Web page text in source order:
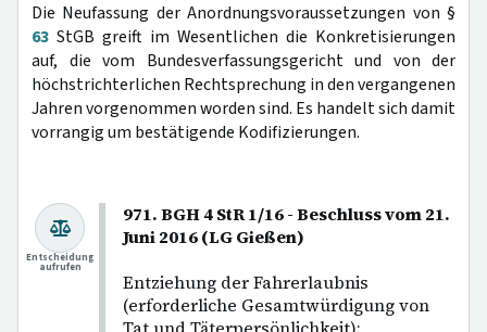
Die Neufassung der Anordnungsvoraussetzungen von §
63 StGB greift im Wesentlichen die Konkretisierungen
auf, die vom Bundesverfassungsgericht und von der
höchstrichterlichen Rechtsprechung in den vergangenen
Jahren vorgenommen worden sind. Es handelt sich damit
vorrangig um bestätigende Kodifizierungen.
971. BGH 4 StR 1/16 - Beschluss vom 21.
Juni 2016 (LG Gießen)
Entziehung der Fahrerlaubnis
(erforderliche Gesamtwürdigung von
Entscheidung
aufrufen